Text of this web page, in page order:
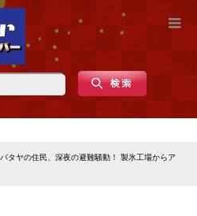
パタヤの住民、深夜の避難騒動！ 製氷工場からア